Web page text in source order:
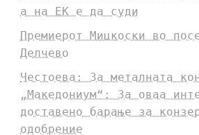
а на ЕК е да суди
Премиерот Мицкоски во
Делчево
Честоева: За металната
„Македониум“: За оваа
доставено барање за
одобрение